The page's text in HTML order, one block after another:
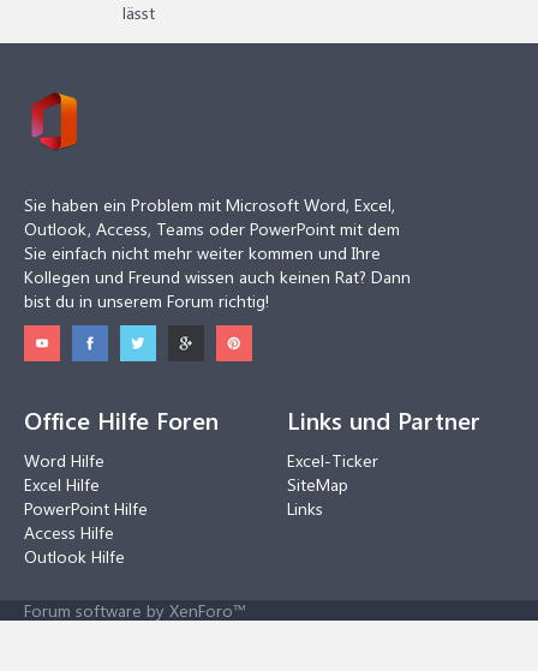
lässt
Sie haben ein Problem mit Microsoft Word, Excel,
Outlook, Access, Teams oder PowerPoint mit dem
Sie einfach nicht mehr weiter kommen und Ihre
Kollegen und Freund wissen auch keinen Rat? Dann
bist du in unserem Forum richtig!
Office Hilfe Foren
Word Hilfe
Excel Hilfe
PowerPoint Hilfe
Access Hilfe
Outlook Hilfe
Links und Partner
Excel-Ticker
SiteMap
Links
Forum software by XenForo™